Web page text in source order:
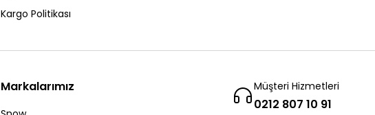
Kargo Politikası
Markalarımız Müşteri Hizmetleri
0212 807 10 91